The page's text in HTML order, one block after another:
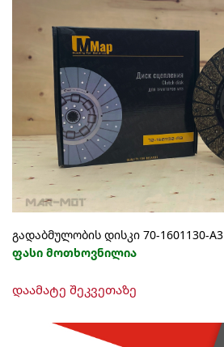
გადაბმულობის დისკი 70-1601130-A3
ფასი მოთხოვნილია
დაამატე შეკვეთაზე